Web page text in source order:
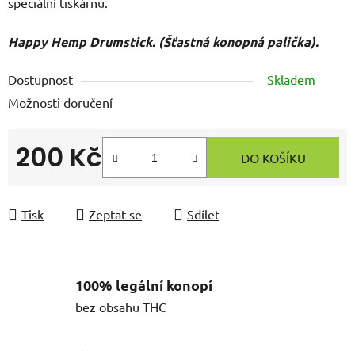
Happy Hemp Drumstick. (Šťastná konopná palička).
Dostupnost
Skladem
Možnosti doručení
200 Kč DO KOŠÍKU
Tisk Zeptat se Sdílet
100% legální konopí
bez obsahu THC